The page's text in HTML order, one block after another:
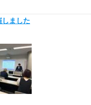
ました